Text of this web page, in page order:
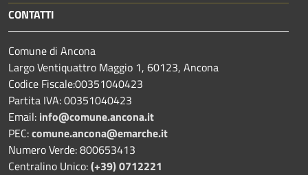
CONTATTI
Comune di Ancona
Largo Ventiquattro Maggio 1, 60123, Ancona
Codice Fiscale:00351040423
Partita IVA: 00351040423
Email: info@comune.ancona.it
PEC:comune.ancona@emarche.it
Numero Verde: 800653413
Centralino Unico:(+39) 0712221